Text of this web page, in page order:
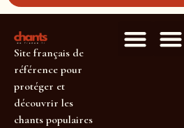
Site français de
référence pour
protéger et
découvrir les
chants populaires